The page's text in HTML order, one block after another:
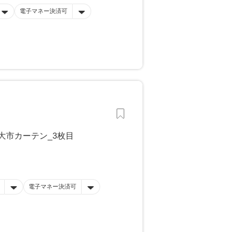
電子マネー決済可
電子マネー決済可